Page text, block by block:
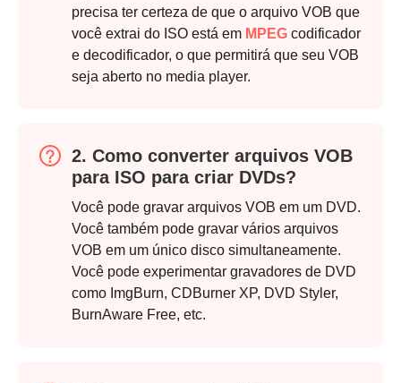
Etapa 3.
precisa ter certeza de que o arquivo VOB que
você extrai do ISO está em MPEG codificador
e decodificador, o que permitirá que seu VOB
seja aberto no media player.
2. Como converter arquivos VOB
para ISO para criar DVDs?
Você pode gravar arquivos VOB em um DVD.
Você também pode gravar vários arquivos
VOB em um único disco simultaneamente.
Você pode experimentar gravadores de DVD
como ImgBurn, CDBurner XP, DVD Styler,
BurnAware Free, etc.